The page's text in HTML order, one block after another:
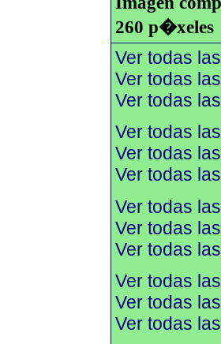
260 p�xeles
Ver todas
Ver todas
Ver todas
Ver todas
Ver todas
Ver todas
Ver todas
Ver todas
Ver todas
Ver todas
Ver todas
Ver todas